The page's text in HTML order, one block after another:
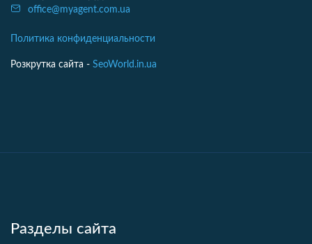
office@myagent.com.ua
Политика конфиденциальности
Розкрутка сайта - SeoWorld.in.ua
Разделы сайта